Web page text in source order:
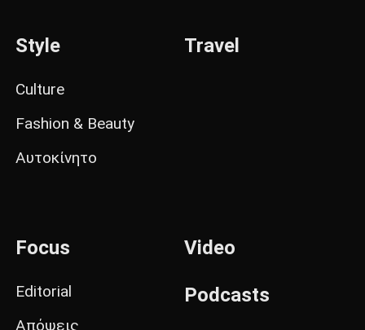
Style
Culture
Fashion & Beauty
Αυτοκίνητο
Travel
Focus
Editorial
Απόψεις
Video
Podcasts